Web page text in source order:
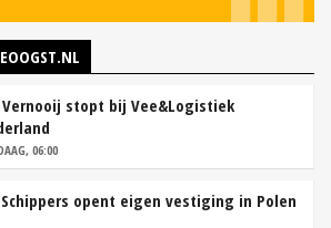
Vernooij stopt bij Vee&Logistiek
06:00
Schippers opent eigen vestiging in Polen